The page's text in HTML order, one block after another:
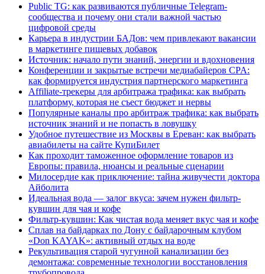
Public TG: как развиваются публичные Telegram-
сообщества и почему они стали важной частью
цифровой среды
Карьера в индустрии БАДов: чем привлекают вакансии
в маркетинге пищевых добавок
Источник: начало пути знаний, энергии и вдохновения
Конференции и закрытые встречи медиабайеров CPA:
как формируется индустрия партнерского маркетинга
Affiliate-трекеры для арбитража трафика: как выбрать
платформу, которая не съест бюджет и нервы
Популярные каналы про арбитраж трафика: как выбрать
источник знаний и не попасть в ловушку
Удобное путешествие из Москвы в Ереван: как выбрать
авиабилеты на сайте КупиБилет
Как проходит таможенное оформление товаров из
Европы: правила, нюансы и реальные сценарии
Милосердие как приключение: тайна живучести доктора
Айболита
Идеальная вода — залог вкуса: зачем нужен фильтр-
кувшин для чая и кофе
Фильтр-кувшин: Как чистая вода меняет вкус чая и кофе
Сплав на байдарках по Дону с байдарочным клубом
«Don KAYAK»: активный отдых на воде
Рекультивация старой чугунной канализации без
демонтажа: современные технологии восстановления